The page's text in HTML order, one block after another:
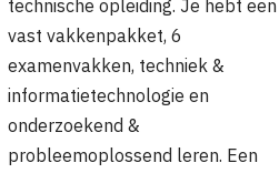
technische opleiding. Je hebt een
vast vakkenpakket, 6
examenvakken, techniek &
informatietechnologie en
onderzoekend &
probleemoplossend leren. Een